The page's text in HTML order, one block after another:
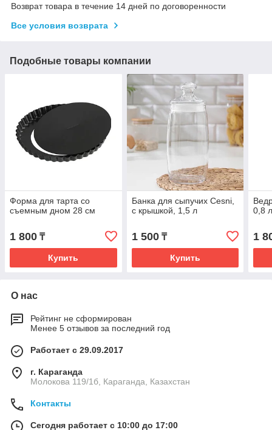
Возврат товара в течение 14 дней по договоренности
Все условия возврата
Подобные товары компании
Форма для тарта со
съемным дном 28 см
1 800 ₸
Купить
Банка для сыпучих Cesni,
с крышкой, 1,5 л
1 500₸
Купить
0,8
1
О нас
Рейтинг не сформирован
Менее 5 отзывов за последний год
Работает с 29.09.2017
г. Караганда
Молокова 119/1б, Караганда, Казахстан
Контакты
Сегодня работает с 10:00 до 17:00